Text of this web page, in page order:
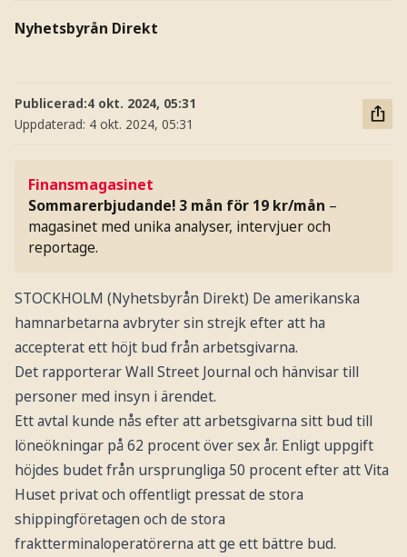
Nyhetsbyrån Direkt
Publicerad:4 okt. 2024, 05:31
Uppdaterad: 4 okt. 2024, 05:31
Finansmagasinet
Sommarerbjudande! 3 mån för 19 kr/mån –
magasinet med unika analyser, intervjuer och
reportage.
STOCKHOLM (Nyhetsbyrån Direkt) De amerikanska
hamnarbetarna avbryter sin strejk efter att ha
accepterat ett höjt bud från arbetsgivarna.
Det rapporterar Wall Street Journal och hänvisar till
personer med insyn i ärendet.
Ett avtal kunde nås efter att arbetsgivarna sitt bud till
löneökningar på 62 procent över sex år. Enligt uppgift
höjdes budet från ursprungliga 50 procent efter att Vita
Huset privat och offentligt pressat de stora
shippingföretagen och de stora
fraktterminaloperatörerna att ge ett bättre bud.